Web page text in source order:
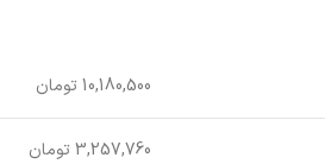
10,180,500 تومان
3,257,760 تومان